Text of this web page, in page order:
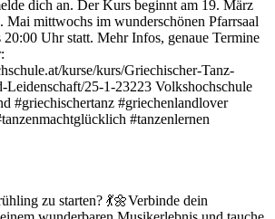
zu starten? 💃🌼Verbinde dein